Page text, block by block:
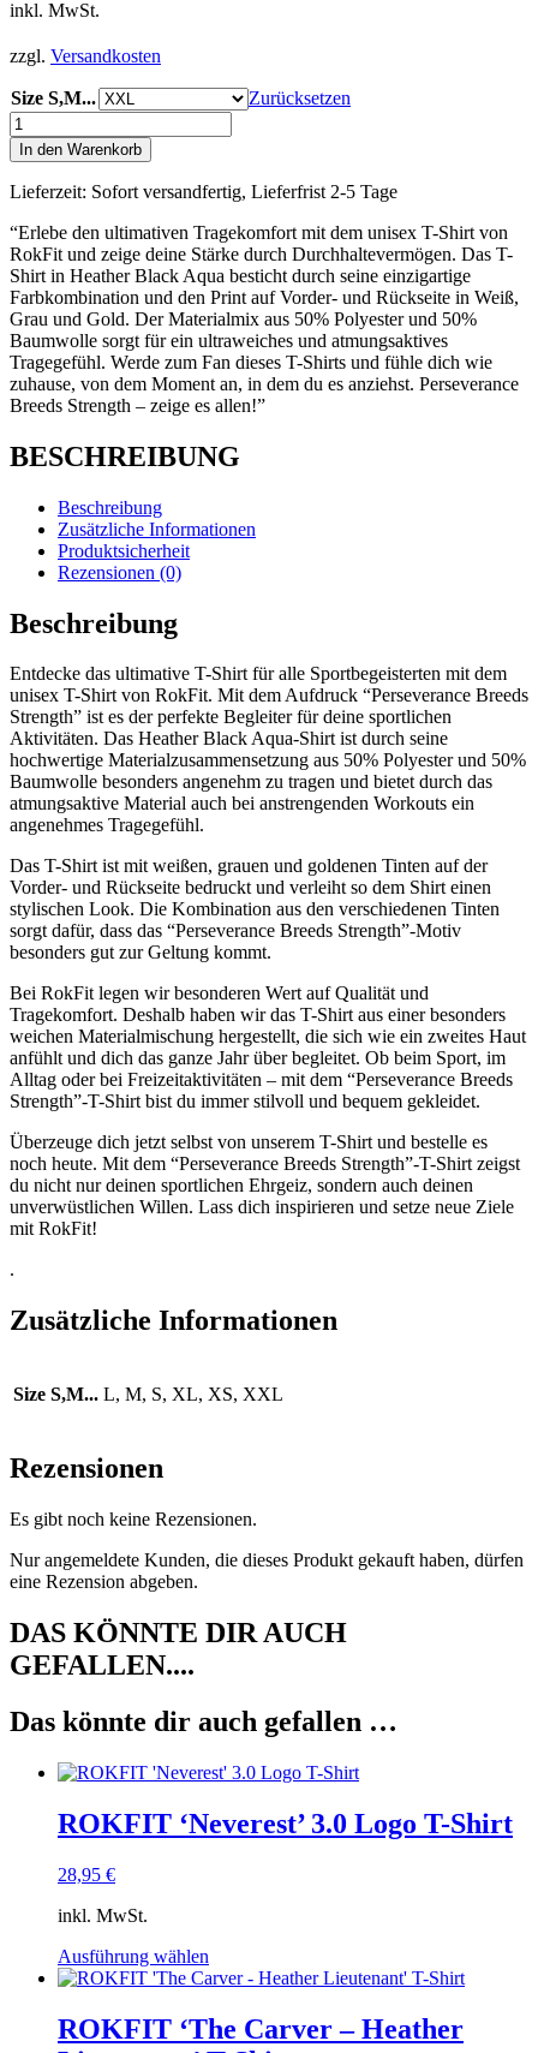
inkl. MwSt.
zzgl. Versandkosten
Size S,M...
Zurücksetzen
RokFit
"Perseverance
Breeds
Strength"
Shirt
Menge
In den Warenkorb
Lieferzeit: Sofort versandfertig, Lieferfrist 2-5 Tage
“Erlebe den ultimativen Tragekomfort mit dem unisex T-Shirt von
RokFit und zeige deine Stärke durch Durchhaltevermögen. Das T-
Shirt in Heather Black Aqua besticht durch seine einzigartige
Farbkombination und den Print auf Vorder- und Rückseite in Weiß,
Grau und Gold. Der Materialmix aus 50% Polyester und 50%
Baumwolle sorgt für ein ultraweiches und atmungsaktives
Tragegefühl. Werde zum Fan dieses T-Shirts und fühle dich wie
zuhause, von dem Moment an, in dem du es anziehst. Perseverance
Breeds Strength – zeige es allen!”
BESCHREIBUNG
Beschreibung
Zusätzliche Informationen
Produktsicherheit
Rezensionen (0)
Beschreibung
Entdecke das ultimative T-Shirt für alle Sportbegeisterten mit dem
unisex T-Shirt von RokFit. Mit dem Aufdruck “Perseverance Breeds
Strength” ist es der perfekte Begleiter für deine sportlichen
Aktivitäten. Das Heather Black Aqua-Shirt ist durch seine
hochwertige Materialzusammensetzung aus 50% Polyester und 50%
Baumwolle besonders angenehm zu tragen und bietet durch das
atmungsaktive Material auch bei anstrengenden Workouts ein
angenehmes Tragegefühl.
Das T-Shirt ist mit weißen, grauen und goldenen Tinten auf der
Vorder- und Rückseite bedruckt und verleiht so dem Shirt einen
stylischen Look. Die Kombination aus den verschiedenen Tinten
sorgt dafür, dass das “Perseverance Breeds Strength”-Motiv
besonders gut zur Geltung kommt.
Bei RokFit legen wir besonderen Wert auf Qualität und
Tragekomfort. Deshalb haben wir das T-Shirt aus einer besonders
weichen Materialmischung hergestellt, die sich wie ein zweites Haut
anfühlt und dich das ganze Jahr über begleitet. Ob beim Sport, im
Alltag oder bei Freizeitaktivitäten – mit dem “Perseverance Breeds
Strength”-T-Shirt bist du immer stilvoll und bequem gekleidet.
Überzeuge dich jetzt selbst von unserem T-Shirt und bestelle es
noch heute. Mit dem “Perseverance Breeds Strength”-T-Shirt zeigst
du nicht nur deinen sportlichen Ehrgeiz, sondern auch deinen
unverwüstlichen Willen. Lass dich inspirieren und setze neue Ziele
mit RokFit!
.
Zusätzliche Informationen
Size S,M... L, M, S, XL, XS, XXL
Rezensionen
Es gibt noch keine Rezensionen.
Nur angemeldete Kunden, die dieses Produkt gekauft haben, dürfen
eine Rezension abgeben.
DAS KÖNNTE DIR AUCH
GEFALLEN....
Das könnte dir auch gefallen …
ROKFIT ‘Neverest’ 3.0 Logo T-Shirt
28,95 €
inkl. MwSt.
Ausführung wählen
Produkt
mehrere
Varianten
ROKFIT ‘The Carver – Heather